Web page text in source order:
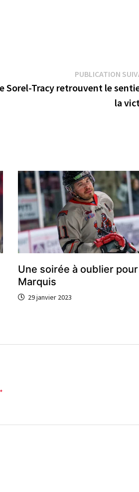
PUBLICATION
Sorel-Tracy retrouvent le
la
Une soirée à oublier
Marquis
29 janvier 2023
*